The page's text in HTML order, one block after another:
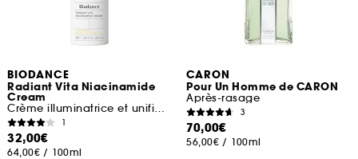
BIODANCE
Radiant Vita Niacinamide
Cream
Crème illuminatrice et unifiante
1
32,00€
64,00€ / 100ml
CARON
Pour Un Homme de CARON
Après-rasage
3
70,00€
56,00€ / 100ml